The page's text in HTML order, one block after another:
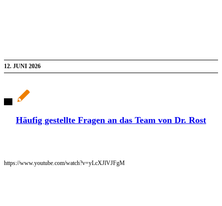
12. JUNI 2026
Häufig gestellte Fragen an das Team von Dr. Rost
https://www.youtube.com/watch?v=yLcXJlVJFgM